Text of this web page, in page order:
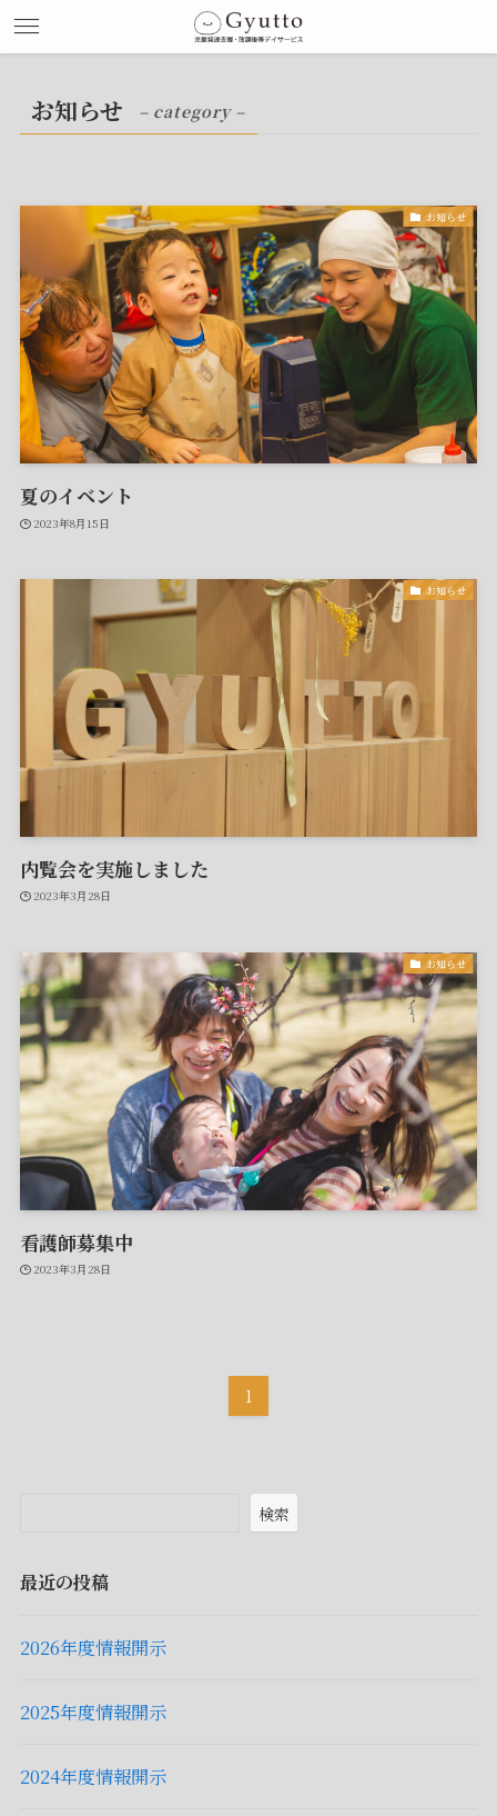
お知らせ – category –
お知らせ
夏のイベント
2023年8月15日
お知らせ
内覧会を実施しました
2023年3月28日
お知らせ
看護師募集中
2023年3月28日
1
検索
最近の投稿
2026年度情報開示
2025年度情報開示
2024年度情報開示